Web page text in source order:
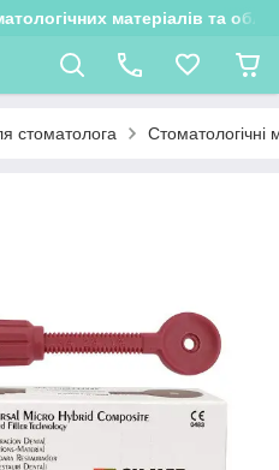
матеріалів та
стоматолога Стоматологічні